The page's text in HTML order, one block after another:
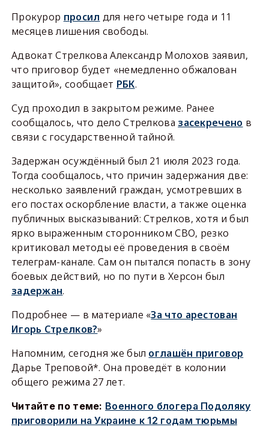
Прокурор просил для него четыре года и 11
месяцев лишения свободы.
Адвокат Стрелкова Александр Молохов заявил,
что приговор будет «немедленно обжалован
защитой», сообщает РБК.
Суд проходил в закрытом режиме. Ранее
сообщалось, что дело Стрелкова засекречено в
связи с государственной тайной.
Задержан осуждённый был 21 июля 2023 года.
Тогда сообщалось, что причин задержания две:
несколько заявлений граждан, усмотревших в
его постах оскорбление власти, а также оценка
публичных высказываний: Стрелков, хотя и был
ярко выраженным сторонником СВО, резко
критиковал методы её проведения в своём
телеграм-канале. Сам он пытался попасть в зону
боевых действий, но по пути в Херсон был
задержан.
Подробнее — в материале «За что арестован
Игорь Стрелков?»
Напомним, сегодня же был оглашён приговор
Дарье Треповой*. Она проведёт в колонии
общего режима 27 лет.
Читайте по теме: Военного блогера Подоляку
приговорили на Украине к 12 годам тюрьмы